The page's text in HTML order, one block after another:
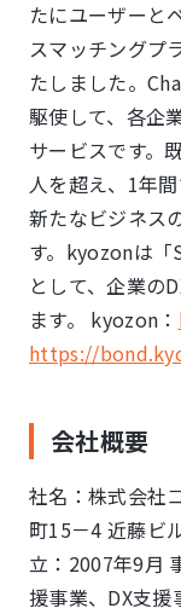
たにユーザーと
スマッチングプ
たしました。
駆使して、各企
サービスです。
人を超え、1年
新たなビジネス
す。kyozonは「
として、企業の
ます。 kyozon：
https://
会社概要
社名：株式会社
町15－4 近藤ビ
⽴：2007年9⽉
援事業、DX⽀援